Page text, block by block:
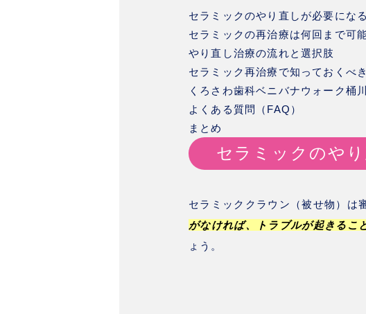
セラミックのやり直しが必要にな
セラミックの再治療は何回まで可
やり直し治療の流れと選択肢
セラミック再治療で知っておくべ
くろさわ歯科ベニバナウォーク桶
よくある質問（FAQ）
まとめ
セラミックのや
セラミッククラウン（被せ物）は
がなければ、トラブルが起きるこ
ょう。